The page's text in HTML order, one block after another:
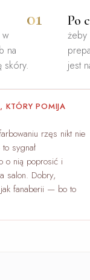
01
w
na
skóry.
Po
żeby
jest
POMIJA
rzęs nikt nie
sygnał
o nią poprosić i
salon. Dobry,
fanaberii — bo to